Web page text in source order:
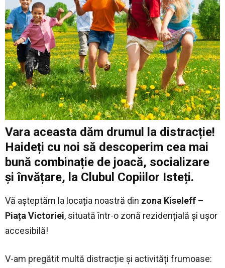
Vara aceasta dăm drumul la distracție!
Haideți cu noi să descoperim cea mai
bună combinație de joacă, socializare
și învățare, la Clubul Copiilor Isteți.
Vă așteptăm la locația noastră din zona Kiseleff –
Piața Victoriei, situată într-o zonă rezidențială și ușor
accesibilă!
V-am pregătit multă distracție și activități frumoase: